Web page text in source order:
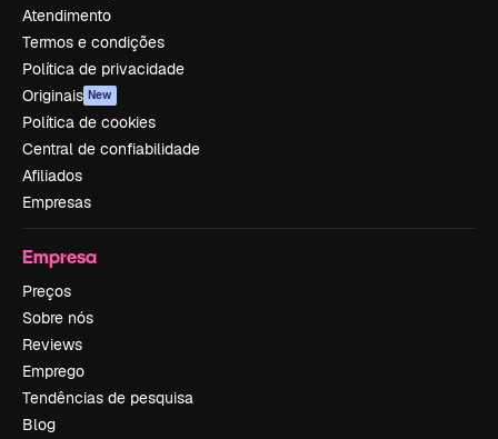
Atendimento
Termos e condições
Política de privacidade
Originais New
Política de cookies
Central de confiabilidade
Afiliados
Empresas
Empresa
Preços
Sobre nós
Reviews
Emprego
Tendências de pesquisa
Blog